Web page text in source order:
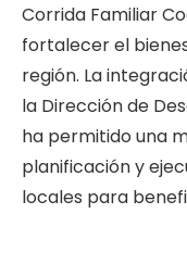
Corrida Familiar
fortalecer el
región. La
la Dirección de
ha permitido una
planificación y
locales para